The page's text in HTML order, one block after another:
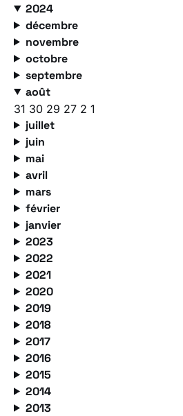
2024
décembre
novembre
octobre
septembre
août
31 30 29 27 2 1
juillet
juin
mai
avril
mars
février
janvier
2023
2022
2021
2020
2019
2018
2017
2016
2015
2014
2013